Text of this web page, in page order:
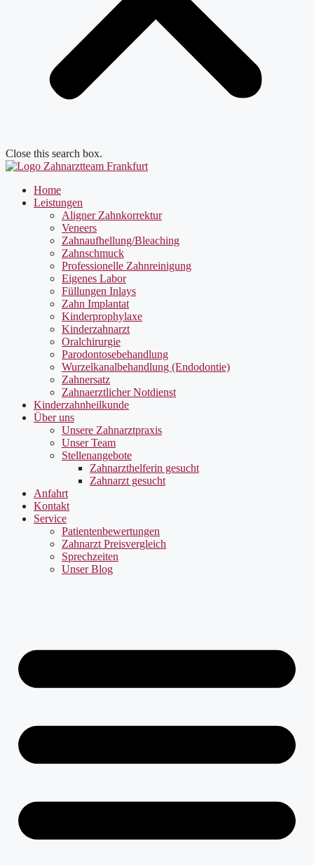
Close this search box.
Home
Leistungen
Aligner Zahnkorrektur
Veneers
Zahnaufhellung/Bleaching
Zahnschmuck
Professionelle Zahnreinigung
Eigenes Labor
Füllungen Inlays
Zahn Implantat
Kinderprophylaxe
Kinderzahnarzt
Oralchirurgie
Parodontosebehandlung
Wurzelkanalbehandlung (Endodontie)
Zahnersatz
Zahnaerztlicher Notdienst
Kinderzahnheilkunde
Über uns
Unsere Zahnarztpraxis
Unser Team
Stellenangebote
Zahnarzthelferin gesucht
Zahnarzt gesucht
Anfahrt
Kontakt
Service
Patientenbewertungen
Zahnarzt Preisvergleich
Sprechzeiten
Unser Blog